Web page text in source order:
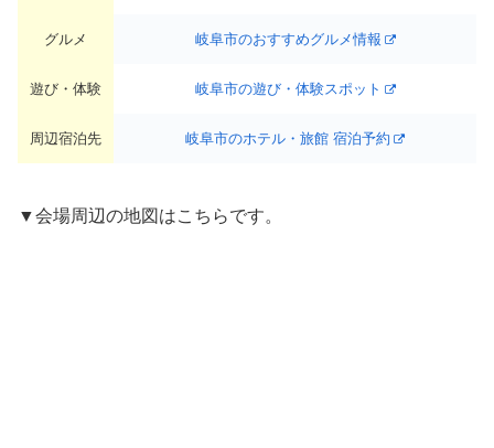
グルメ 岐阜市のおすすめグルメ情報
遊び・体験 岐阜市の遊び・体験スポット
周辺宿泊先 岐阜市のホテル・旅館 宿泊予約
▼会場周辺の地図はこちらです。